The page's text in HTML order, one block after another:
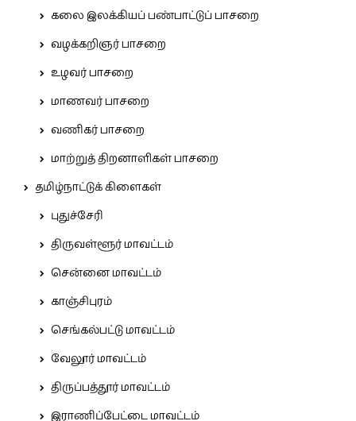
கலை இலக்கியப் பண்பாட்டுப் பாசறை
வழக்கறிஞர் பாசறை
உழவர் பாசறை
மாணவர் பாசறை
வணிகர் பாசறை
மாற்றுத் திறனாளிகள் பாசறை
தமிழ்நாட்டுக் கிளைகள்
புதுச்சேரி
திருவள்ளூர் மாவட்டம்
சென்னை மாவட்டம்
காஞ்சிபுரம்
செங்கல்பட்டு மாவட்டம்
வேலூர் மாவட்டம்
திருப்பத்தூர் மாவட்டம்
இராணிப்பேட்டை மாவட்டம்